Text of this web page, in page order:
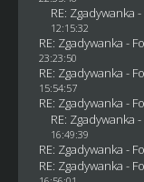
RE: Zgadywanka
12:15:32
RE: Zgadywanka -
23:23:50
RE: Zgadywanka -
15:54:57
RE: Zgadywanka -
RE: Zgadywanka
16:49:39
RE: Zgadywanka -
RE: Zgadywanka -